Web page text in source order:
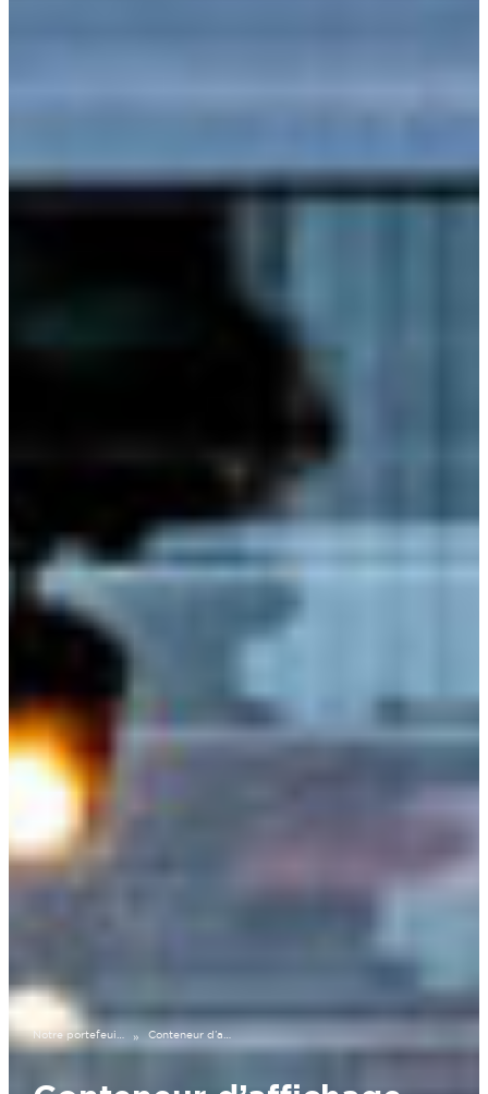
Notre portefeuille » Conteneur d’affichage de 20 pieds